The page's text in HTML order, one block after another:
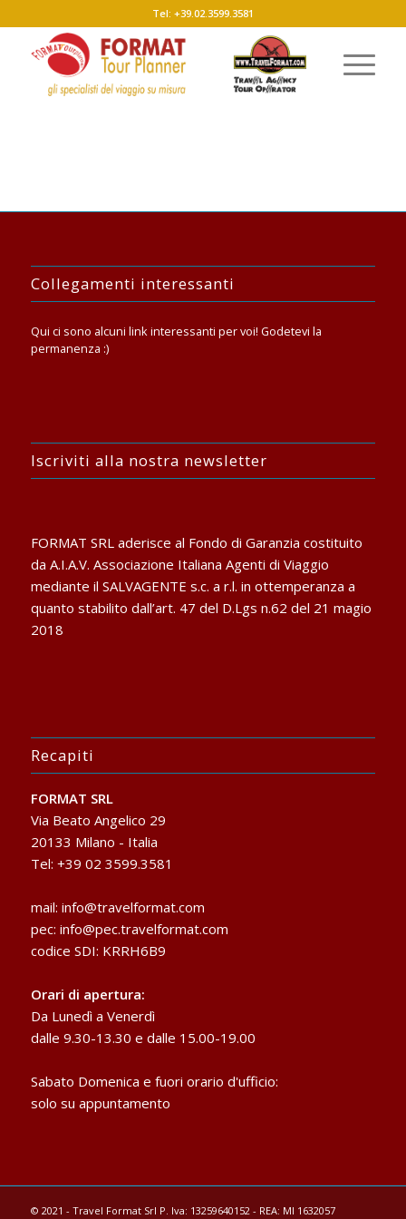
Tel: +39.02.3599.3581
Collegamenti interessanti
Qui ci sono alcuni link interessanti per voi! Godetevi la
permanenza :)
Iscriviti alla nostra newsletter
FORMAT SRL aderisce al Fondo di Garanzia costituito
da A.I.A.V. Associazione Italiana Agenti di Viaggio
mediante il SALVAGENTE s.c. a r.l. in ottemperanza a
quanto stabilito dall’art. 47 del D.Lgs n.62 del 21 magio
2018
Recapiti
FORMAT SRL
Via Beato Angelico 29
20133 Milano - Italia
Tel: +39 02 3599.3581
mail: info@travelformat.com
pec: info@pec.travelformat.com
codice SDI: KRRH6B9
Orari di apertura:
Da Lunedì a Venerdì
dalle 9.30-13.30 e dalle 15.00-19.00
Sabato Domenica e fuori orario d'ufficio:
solo su appuntamento
© 2021 - Travel Format Srl P. Iva: 13259640152 - REA: MI 1632057